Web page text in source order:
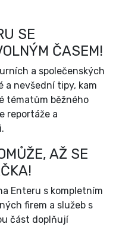
SE
ČASEM!
a společenských
a nevšední tipy, kam
tématům běžného
reportáže a
AŽ SE
Enteru s kompletním
firem a služeb s
část doplňují